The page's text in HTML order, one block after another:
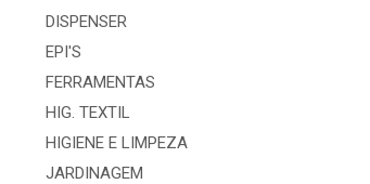
DISPENSER
EPI'S
FERRAMENTAS
HIG. TEXTIL
HIGIENE E LIMPEZA
JARDINAGEM